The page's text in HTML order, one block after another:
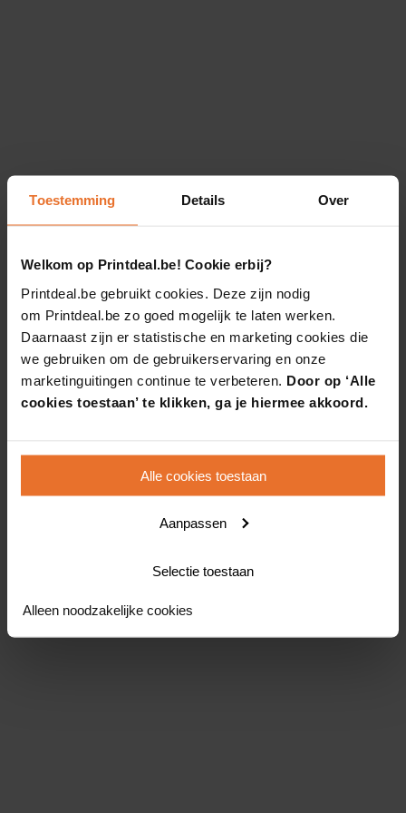
Toestemming Details Over
Welkom op Printdeal.be! Cookie erbij?
Printdeal.be gebruikt cookies. Deze zijn nodig
om Printdeal.be zo goed mogelijk te laten werken.
Daarnaast zijn er statistische en marketing cookies die
we gebruiken om de gebruikerservaring en onze
marketinguitingen continue te verbeteren. Door op ‘Alle
cookies toestaan’ te klikken, ga je hiermee akkoord.
Alle cookies toestaan
Aanpassen
Selectie toestaan
Alleen noodzakelijke cookies